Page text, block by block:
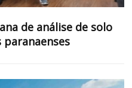
de análise de solo